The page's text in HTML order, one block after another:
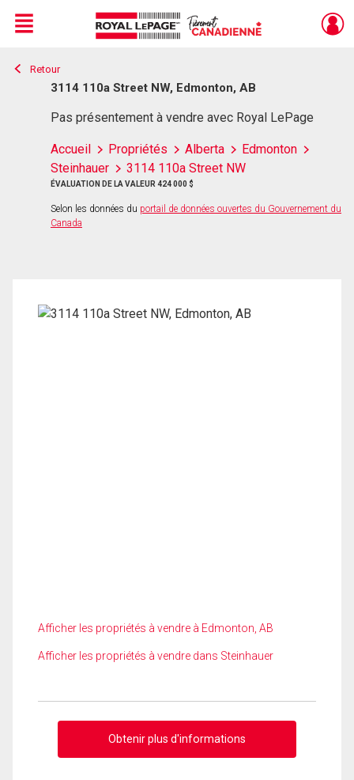
Live
En Direct
Menu
Retour
3114 110a Street NW, Edmonton, AB
Pas présentement à vendre avec Royal LePage
Accueil Propriétés Alberta
Edmonton
Steinhauer
3114 110a Street NW
ÉVALUATION DE LA VALEUR 424 000 $
Selon les données du portail de données ouvertes du Gouvernement du
Canada
Afficher les propriétés à vendre à Edmonton, AB
Afficher les propriétés à vendre dans Steinhauer
Obtenir plus d'informations